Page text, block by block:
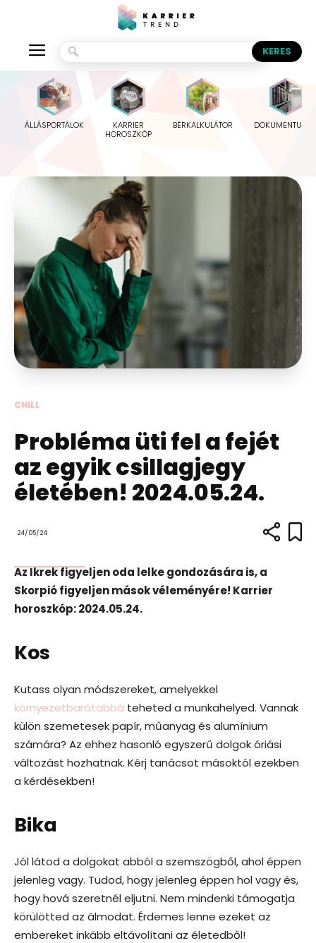
ÁLLÁSPORTÁLOK
KARRIER
HOROSZKÓP
BÉRKALKULÁTOR
CHILL
Probléma üti fel a fejét
az egyik csillagjegy
életében! 2024.05.24.
24/05/24
Az Ikrek figyeljen oda lelke gondozására is, a
Skorpió figyeljen mások véleményére! Karrier
horoszkóp: 2024.05.24.
Kos
Kutass olyan módszereket, amelyekkel
környezetbarátabbá teheted a munkahelyed. Vannak
külön szemetesek papír, műanyag és alumínium
számára? Az ehhez hasonló egyszerű dolgok óriási
változást hozhatnak. Kérj tanácsot másoktól ezekben
a kérdésekben!
Bika
Jól látod a dolgokat abból a szemszögből, ahol éppen
jelenleg vagy. Tudod, hogy jelenleg éppen hol vagy és,
hogy hová szeretnél eljutni. Nem mindenki támogatja
körülötted az álmodat. Érdemes lenne ezeket az
embereket inkább eltávolítani az életedből!